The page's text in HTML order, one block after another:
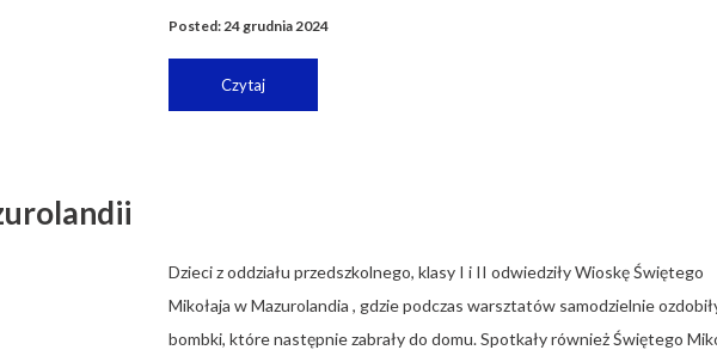
Posted: 24 grudnia 2024
Czytaj
Dzieci z oddziału przedszkolnego, klasy I i II odwiedziły Wioskę Świętego
Mikołaja w Mazurolandia , gdzie podczas warsztatów samodzielnie
bombki, które następnie zabrały do domu. Spotkały również Świętego